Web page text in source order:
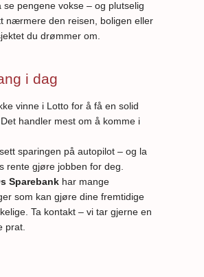
se pengene vokse – og plutselig
nærmere den reisen, boligen eller
du drømmer om.
i dag
vinne i Lotto for å få en solid
handler mest om å komme i
sparingen på autopilot – og la
rente gjøre jobben for deg.
Sparebank har mange
som kan gjøre dine fremtidige
Ta kontakt – vi tar gjerne en
prat.